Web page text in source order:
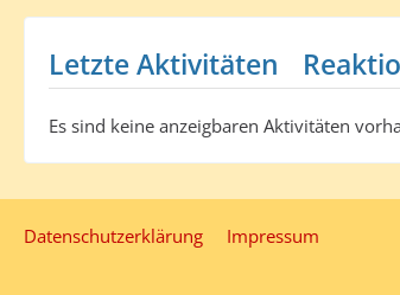
Letzte Aktivitäten
Es sind keine anzeigbaren Aktivitäten
Datenschutzerklärung Impressum